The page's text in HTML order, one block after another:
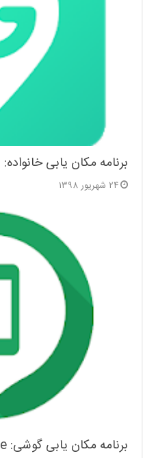
برنامه مکان یابی خانواده: GeoZilla
۲۴ شهریور ۱۳۹۸
برنامه مکان یابی گوشی: Find Device